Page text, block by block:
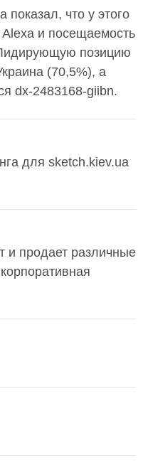
что у этого
Alexa и посещаемость
позицию
(70,5%), а
dx-2483168-giibn.
для sketch.kiev.ua
и продает различные